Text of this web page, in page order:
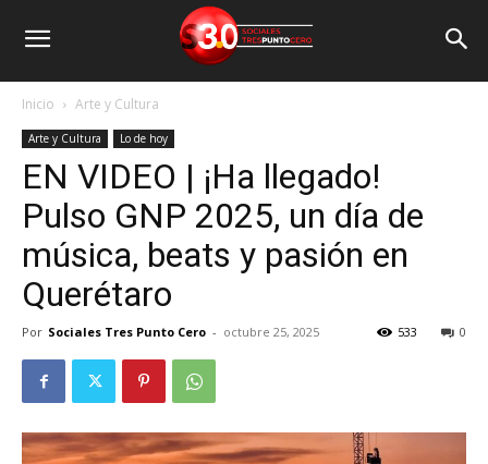
Inicio Arte y Cultura
Arte y Cultura Lo de hoy
EN VIDEO | ¡Ha llegado!
Pulso GNP 2025, un día de
música, beats y pasión en
Querétaro
Por Sociales Tres Punto Cero - octubre 25, 2025 0
533